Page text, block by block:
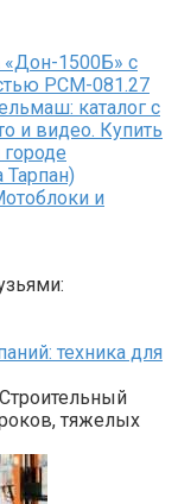
«Дон-1500Б» с
РСМ-081.27
каталог с
и видео. Купить
и
техника для
тяжелых